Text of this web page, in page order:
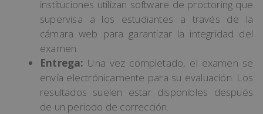
instituciones utilizan software de proctoring que
supervisa a los estudiantes a través de la
cámara web para garantizar la integridad del
examen.
Entrega: Una vez completado, el examen se
envía electrónicamente para su evaluación. Los
resultados suelen estar disponibles después
de un periodo de corrección.